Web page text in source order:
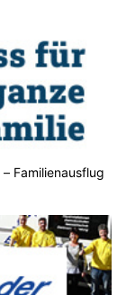
Familienausflug